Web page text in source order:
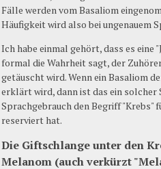
Fälle werden vom Basaliom
Häufigkeit wird also bei ungenauem
Ich habe einmal gehört, dass es eine
formal die Wahrheit sagt, der
getäuscht wird. Wenn ein Basaliom
erklärt wird, dann ist das ein solcher
Sprachgebrauch den Begriff "Krebs"
reserviert hat.
Die Giftschlange unter den
Melanom (auch verkürzt